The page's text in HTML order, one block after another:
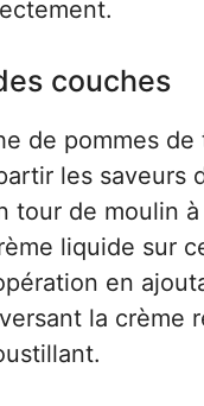
couches
de pommes
les saveurs
tour de moulin
liquide sur
en
la